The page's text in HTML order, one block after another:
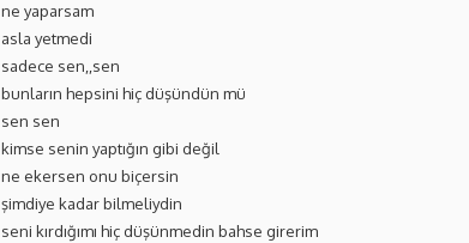
ne yaparsam
asla yetmedi
sadece sen,,sen
bunların hepsini hiç düşündün mü
sen sen
kimse senin yaptığın gibi değil
ne ekersen onu biçersin
şimdiye kadar bilmeliydin
seni kırdığımı hiç düşünmedin bahse girerim